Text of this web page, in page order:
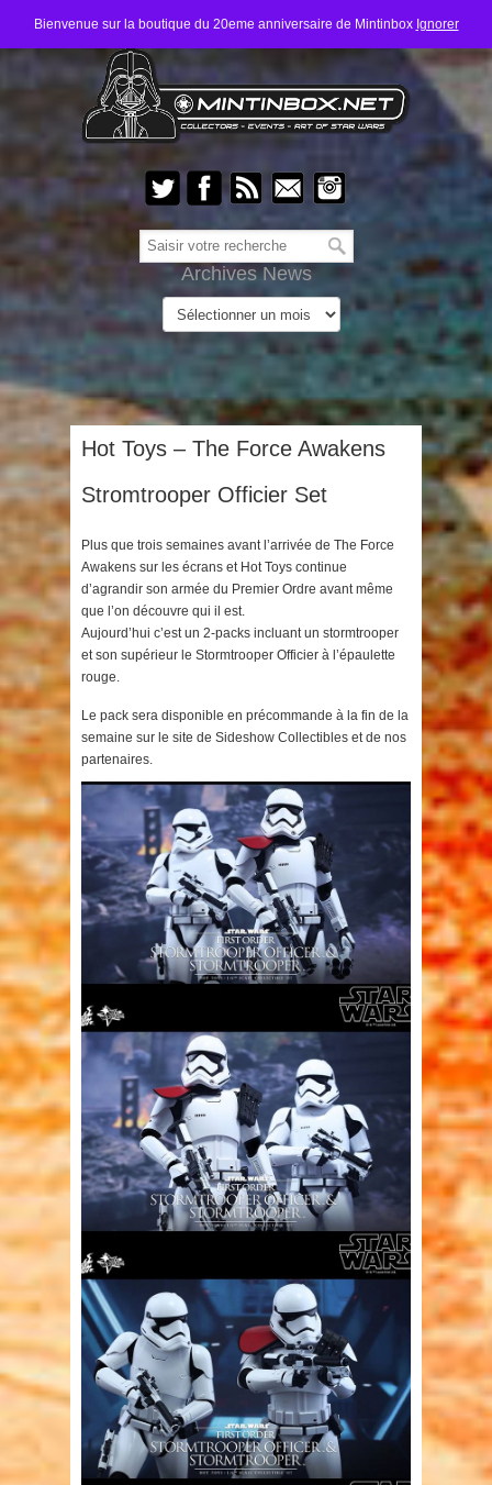
Bienvenue sur la boutique du 20eme anniversaire de Mintinbox Ignorer
Archives News
Hot Toys – The Force Awakens
Stromtrooper Officier Set
Plus que trois semaines avant l’arrivée de The Force
Awakens sur les écrans et Hot Toys continue
d’agrandir son armée du Premier Ordre avant même
que l’on découvre qui il est.
Aujourd’hui c’est un 2-packs incluant un stormtrooper
et son supérieur le Stormtrooper Officier à l’épaulette
rouge.
Le pack sera disponible en précommande à la fin de la
semaine sur le site de Sideshow Collectibles et de nos
partenaires.